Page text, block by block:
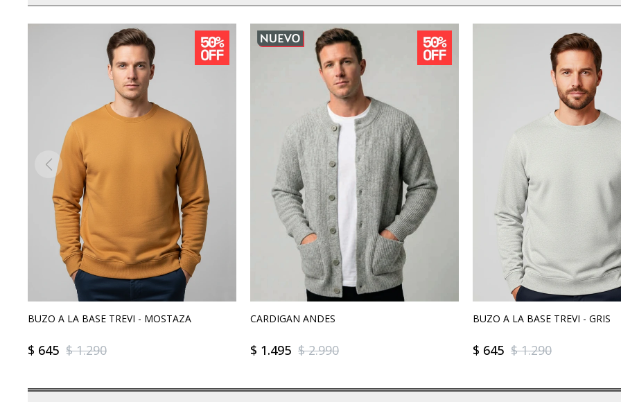
BUZO A LA BASE TREVI - MOSTAZA
$ 645 $ 1.290
CARDIGAN ANDES
$ 1.495 $ 2.990
BUZO A LA BASE TREVI - GRIS
$ 645 $ 1.290